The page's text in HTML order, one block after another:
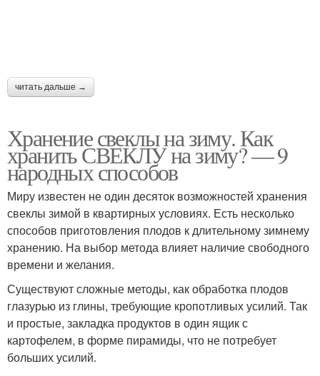
читать дальше →
Хранение свеклы на зиму. Как
хранить СВЕКЛУ на зиму? — 9
народных способов
Миру известен не один десяток возможностей хранения
свеклы зимой в квартирных условиях. Есть несколько
способов приготовления плодов к длительному зимнему
хранению. На выбор метода влияет наличие свободного
времени и желания.
Существуют сложные методы, как обработка плодов
глазурью из глины, требующие кропотливых усилий. Так
и простые, закладка продуктов в один ящик с
картофелем, в форме пирамиды, что не потребует
больших усилий.